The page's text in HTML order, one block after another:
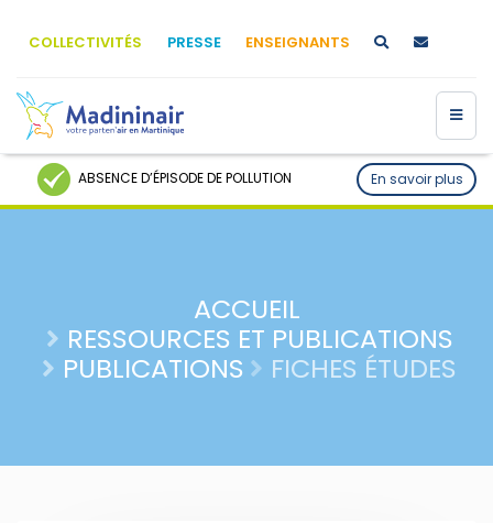
COLLECTIVITÉS PRESSE ENSEIGNANTS
ABSENCE D’ÉPISODE DE POLLUTION En savoir plus
ACCUEIL
RESSOURCES ET PUBLICATIONS
PUBLICATIONS
FICHES ÉTUDES